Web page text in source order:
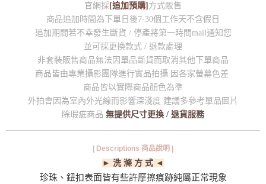
官網採 [追加預購] 方式販售
商品追加時間為下單日後7-30個工作天不含假日
追加期間若不幸發生斷貨 / 停產將第一時間mail通知您
並可採更換款式 / 退款處理
非套裝販售商品無法因單品斷貨而取消其他下單商品
商品皆由專業攝影團隊進行實品拍攝 因各家螢幕色差
商品皆以實際商品顏色為準
外拍會因為室內外光線而影響深淺度 建議多參考單品圖片
除瑕疵商品 無提供尺寸更換 / 退貨服務
| Descriptions 商品說明 |
► 洗 滌 方 式 ◄
珍珠、鈕扣表面皆有些許摩擦痕跡純屬正常現象